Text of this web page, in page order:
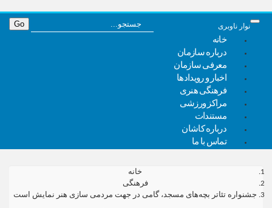
نوار ناوبری
خانه
درباره سازمان
معرفی سازمان
اخبار و رویدادها
فرهنگی هنری
مراکز ورزشی
مستندات
درباره کاشان
تماس با ما
خانه
فرهنگی
جشنواره تئاتر بچه‌های مسجد، گامی در جهت مردمی سازی هنر نمایش است